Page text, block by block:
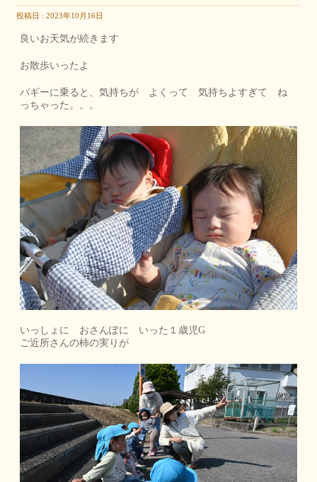
投稿日 : 2023年10月16日
良いお天気が続きます
お散歩いったよ
バギーに乗ると、気持ちが よくって 気持ちよすぎて ね
っちゃった。。。
いっしょに おさんぽに いった１歳児G
ご近所さんの柿の実りが